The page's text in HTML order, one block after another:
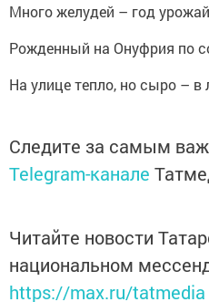
Много желудей – год
Рожденный на Онуфрия по
На улице тепло, но сыро – в
Следите за самым
Telegram-канале
Читайте новости
национальном
https://max.ru/tatmedia